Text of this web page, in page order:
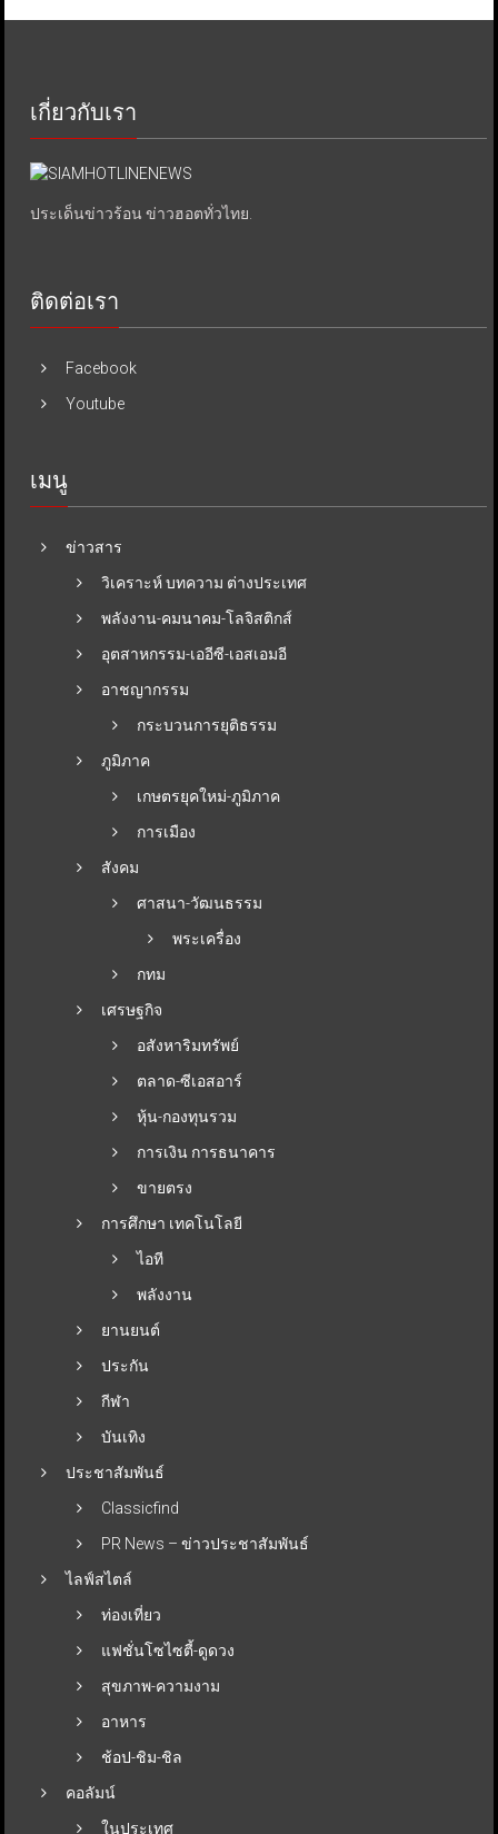
เกี่ยวกับเรา
ประเด็นข่าวร้อน ข่าวฮอตทั่วไทย.
ติดต่อเรา
Facebook
Youtube
เมนู
ข่าวสาร
วิเคราะห์ บทความ ต่างประเทศ
พลังงาน-คมนาคม-โลจิสติกส์
อุตสาหกรรม-เออีซี-เอสเอมอี
อาชญากรรม
กระบวนการยุติธรรม
ภูมิภาค
เกษตรยุคใหม่-ภูมิภาค
การเมือง
สังคม
ศาสนา-วัฒนธรรม
พระเครื่อง
กทม
เศรษฐกิจ
อสังหาริมทรัพย์
ตลาด-ซีเอสอาร์
หุ้น-กองทุนรวม
การเงิน การธนาคาร
ขายตรง
การศึกษา เทคโนโลยี
ไอที
พลังงาน
ยานยนต์
ประกัน
กีฬา
บันเทิง
ประชาสัมพันธ์
Classicfind
PR News – ข่าวประชาสัมพันธ์
ไลฟ์สไตล์
ท่องเที่ยว
แฟชั่นโซไซตี้-ดูดวง
สุขภาพ-ความงาม
อาหาร
ช้อป-ชิม-ชิล
คอลัมน์
ในประเทศ